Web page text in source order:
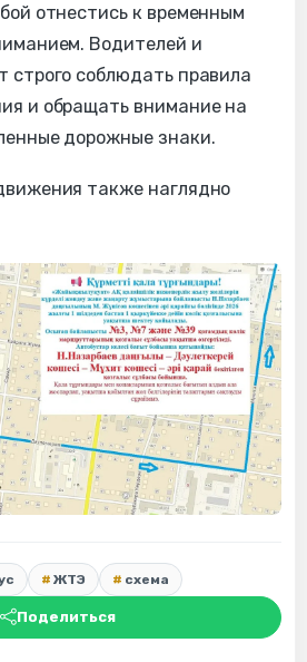
отнестись к временным
Водителей и
строго соблюдать правила
и обращать внимание на
дорожные знаки.
также наглядно
ЖТЭ схема
Поделиться